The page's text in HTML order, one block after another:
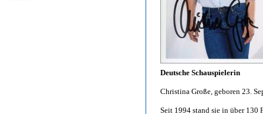
Deutsche Schauspielerin
Christina Große, geboren 23.
Seit 1994 stand sie in über 130